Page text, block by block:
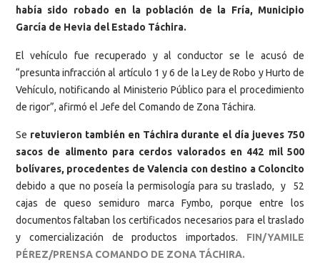
había sido robado en la población de la Fría, Municipio
García de Hevia del Estado Táchira.
El vehículo fue recuperado y al conductor se le acusó de
“presunta infracción al artículo 1 y 6 de la Ley de Robo y Hurto de
Vehículo, notificando al Ministerio Público para el procedimiento
de rigor”, afirmó el Jefe del Comando de Zona Táchira.
Se retuvieron también en Táchira durante el día jueves 750
sacos de alimento para cerdos valorados en 442 mil 500
bolívares, procedentes de Valencia con destino a Coloncito
debido a que no poseía la permisología para su traslado, y 52
cajas de queso semiduro marca Fymbo, porque entre los
documentos faltaban los certificados necesarios para el traslado
y comercialización de productos importados. FIN/YAMILE
PÉREZ/PRENSA COMANDO DE ZONA TÁCHIRA.